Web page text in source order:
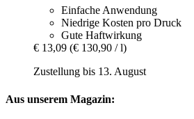
Einfache Anwendung
Niedrige Kosten pro Druck
Gute Haftwirkung
€ 13,09 (€ 130,90 / l)
Zustellung bis 13. August
Aus unserem Magazin: